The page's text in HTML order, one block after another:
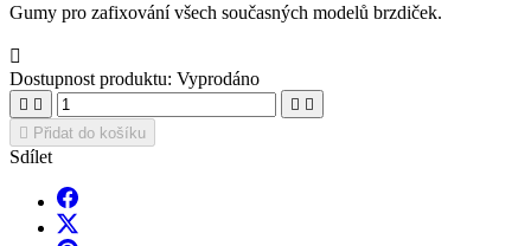
Gumy pro zafixování všech současných modelů brzdiček.

Dostupnost produktu: Vyprodáno
   
 Přidat do košíku
Sdílet